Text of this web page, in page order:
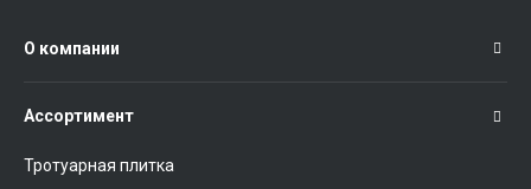
О компании
Ассортимент
Тротуарная плитка